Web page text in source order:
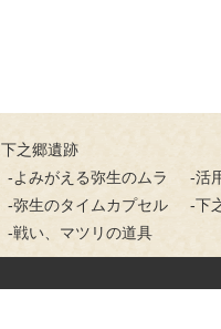
下之郷遺跡
-よみがえる弥生のムラ
-弥生のタイムカプセル
-戦い、マツリの道具
-活
-下